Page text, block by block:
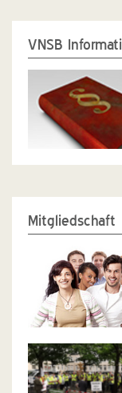
VNSB
Mitgliedschaft